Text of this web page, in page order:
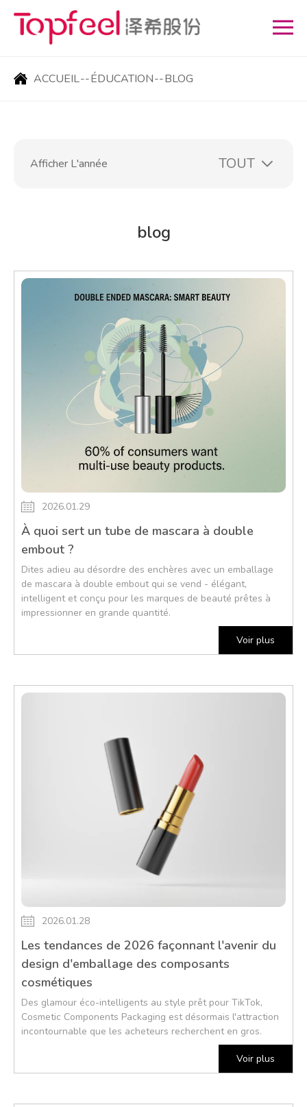
ACCUEIL--ÉDUCATION--BLOG
Afficher L'année
blog
2026.01.29
À quoi sert un tube de mascara à double
embout ?
Dites adieu au désordre des enchères avec un emballage
de mascara à double embout qui se vend - élégant,
intelligent et conçu pour les marques de beauté prêtes à
impressionner en grande quantité.
Voir plus
2026.01.28
Les tendances de 2026 façonnant l'avenir du
design d'emballage des composants
cosmétiques
Des glamour éco-intelligents au style prêt pour TikTok,
Cosmetic Components Packaging est désormais l'attraction
incontournable que les acheteurs recherchent en gros.
Voir plus